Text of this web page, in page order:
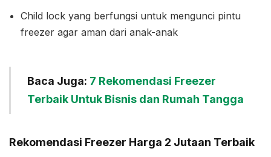
Child lock yang berfungsi untuk mengunci pintu
freezer agar aman dari anak-anak
Baca Juga: 7 Rekomendasi Freezer
Terbaik Untuk Bisnis dan Rumah Tangga
Rekomendasi Freezer Harga 2 Jutaan Terbaik